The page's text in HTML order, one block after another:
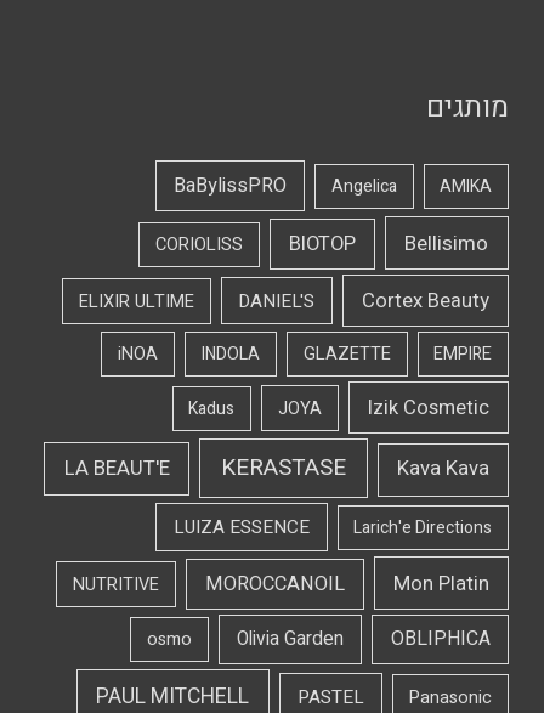
מותגים
AMIKA
Angelica
BaBylissPRO
Bellisimo
BIOTOP
CORIOLISS
Cortex Beauty
DANIEL'S
ELIXIR ULTIME
EMPIRE
GLAZETTE
INDOLA
iNOA
Izik Cosmetic
JOYA
Kadus
Kava Kava
KERASTASE
LA BEAUT'E
Larich'e Directions
LUIZA ESSENCE
Mon Platin
MOROCCANOIL
NUTRITIVE
OBLIPHICA
Olivia Garden
osmo
Panasonic
PASTEL
PAUL MITCHELL